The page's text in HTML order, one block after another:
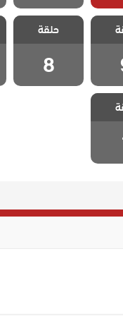
9
مسلسل ايزيل
الحلقة 8
حلقة
8
1